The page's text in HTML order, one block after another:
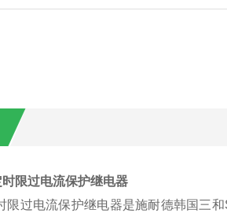
限过电流保护继电器
限过电流保护继电器是施耐德韩国三